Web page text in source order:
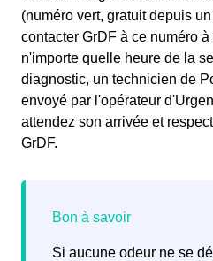
(numéro vert, gratuit depuis
contacter GrDF à ce numéro
n'importe quelle heure de la
diagnostic, un technicien de
envoyé par l'opérateur
attendez son arrivée et
GrDF.
Si aucune odeur ne se